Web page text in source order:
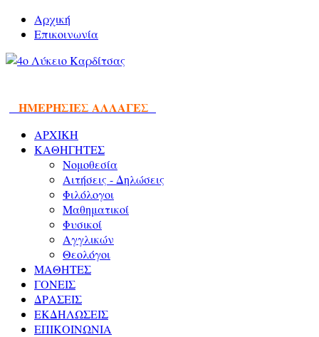
Αρχική
Επικοινωνία
ΗΜΕΡΗΣΙΕΣ ΑΛΛΑΓΕΣ
ΑΡΧΙΚΗ
ΚΑΘΗΓΗΤΕΣ
Νομοθεσία
Αιτήσεις - Δηλώσεις
Φιλόλογοι
Μαθηματικοί
Φυσικοί
Αγγλικών
Θεολόγοι
ΜΑΘΗΤΕΣ
ΓΟΝΕΙΣ
ΔΡΑΣΕΙΣ
ΕΚΔΗΛΩΣΕΙΣ
ΕΠΙΚΟΙΝΩΝΙΑ